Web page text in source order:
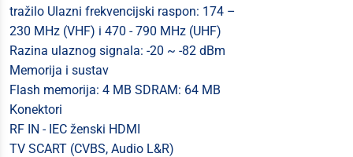
tražilo Ulazni frekvencijski raspon: 174 –
230 MHz (VHF) i 470 - 790 MHz (UHF)
Razina ulaznog signala: -20 ~ -82 dBm
Memorija i sustav
Flash memorija: 4 MB SDRAM: 64 MB
Konektori
RF IN - IEC ženski HDMI
TV SCART (CVBS, Audio L&R)